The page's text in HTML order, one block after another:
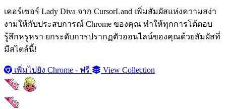
เคอร์เซอร์ Lady Diva จาก CursorLand เพิ่มสัมผัสแห่งความสง่า
งามให้กับประสบการณ์ Chrome ของคุณ ทำให้ทุกการโต้ตอบ
รู้สึกหรูหรา ยกระดับการปรากฏตัวออนไลน์ของคุณด้วยสัมผัสที่
มีสไตล์นี้!
เพิ่มไปยัง Chrome - ฟรี View Collection